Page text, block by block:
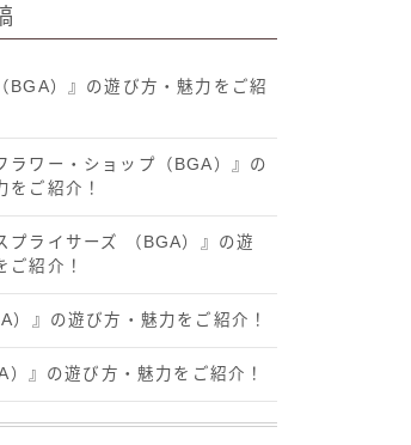
BGA）』の遊び方・魅力をご紹
ラワー・ショップ（BGA）』の
をご紹介！
プライサーズ （BGA）』の遊
ご紹介！
）』の遊び方・魅力をご紹介！
）』の遊び方・魅力をご紹介！